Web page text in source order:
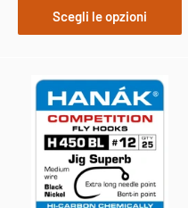
Scegli le opzioni